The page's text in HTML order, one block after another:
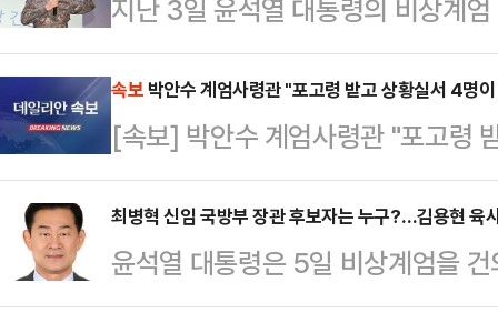
화통신은 4일 '서울의 겨울: 윤석열
를 통해 계엄령…
는 5일 국회에서 열린 최고위원회
나아져야 한다. 그러면서도 범죄 혐
또 막아야 한다"며 이같이 말했다.
순 없다. 국민들께서 그걸 용납하
당원들도 엄정한 현실…
지난 3일 윤석열 대통령의 비상계
수 육군참모총장은 자신의 명의로
했다고 밝혔다.김용현 전 국방부 장
과정에서 "어떡하냐, 어떡하냐"며
려졌고, 시간 오류만 수정해 발표
국방위원회 전체회의에서 포고령
관이 1호 포고령 문구를 전달했다
보면서 (김 전 장관…
속보박안수 계엄사령관 "포고령 받고 상황실서 4명
[속보] 박안수 계엄사령관 "포고령
해"
최병혁 신임 국방부 장관 후보자는 누구?…김용현 육
윤석열 대통령은 5일 비상계엄을
부 장관의 면직을 재가하고 후임 국